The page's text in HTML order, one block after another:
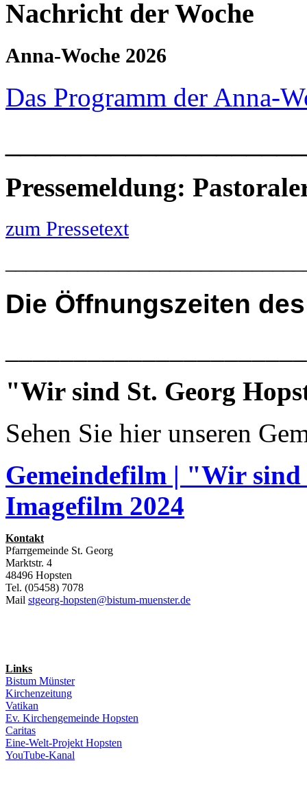
Nachricht der Woche
Anna-Woche 2026
Das Programm der Anna-
Pressemeldung:
zum Pressetext
Die Öffnungszeiten
"Wir sind St. Georg
Sehen Sie hier unseren
Gemeindefilm | "Wir
Imagefilm 2024
Kontakt
Pfarrgemeinde St. Georg
Marktstr. 4
48496 Hopsten
Tel. (05458) 7078
Mail stgeorg-hopsten@bistum-muenster.de
Links
Bistum Münster
Kirchenzeitung
Vatikan
Ev. Kirchengemeinde Hopsten
Caritas
Eine-Welt-Projekt Hopsten
YouTube-Kanal